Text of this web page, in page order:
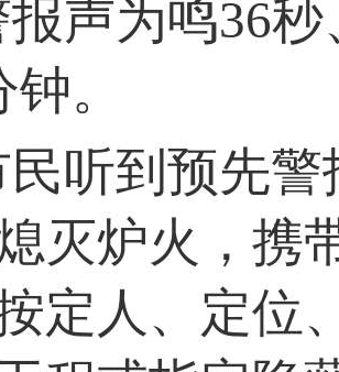
报声为鸣36
。
民听到预先
灭炉火，携
定人、定位